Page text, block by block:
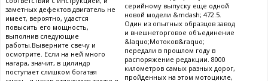
заметных дефектов двигатель не
имеет, вероятно, удастся
повысить его мощность,
выполнив следующие
работы.Выверните свечу и
осмотрите. Если на ней много
нагара, значит, в цилиндр
поступает слишком богатая
серийному выпуску еще одной
новой модели &mdash; 472.5.
Один из опытных образцов завод
и внешнеторговое объединение
&laquo;Мотоков&raquo;
передали в прошлом году в
распоряжение редакции. 8000
километров самых разных дорог,
пройденных на этом мотоцикле,